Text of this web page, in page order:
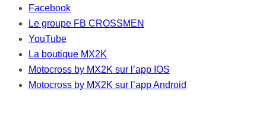
Facebook
Le groupe FB CROSSMEN
YouTube
La boutique MX2K
Motocross by MX2K sur l’app IOS
Motocross by MX2K sur l’app Android